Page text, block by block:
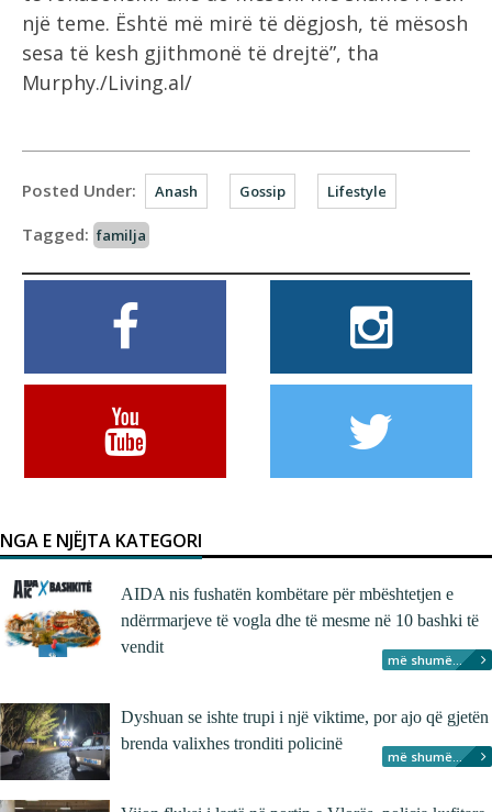
një teme. Është më mirë të dëgjosh, të mësosh
sesa të kesh gjithmonë të drejtë”, tha
Murphy./Living.al/
Posted Under: Anash Gossip Lifestyle
Tagged: familja
NGA E NJËJTA KATEGORI
AIDA nis fushatën kombëtare për mbështetjen e
ndërrmarjeve të vogla dhe të mesme në 10 bashki të
vendit
më shumë...
Dyshuan se ishte trupi i një viktime, por ajo që gjetën
brenda valixhes tronditi policinë
më shumë...